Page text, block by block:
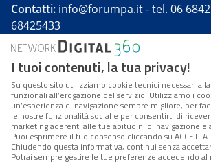
Contatti: info@forumpa.it- tel. 06
68425433
Forumpa.itè una pubblicazione
presso Registro della stampa del
Reg. n. 182 del 2 maggio 2008 -
Stentella
FPA s.r.l. è società soggetta a
Coordinamento da parte di Digital360
I tuoi contenuti, la tua privacy!
Su questo sito utilizziamo cookie tecnici necessari
funzionali all’erogazione del servizio. Utilizziamo i
un’esperienza di navigazione sempre migliore, per
le nostre funzionalità social e per consentirti di
marketing aderenti alle tue abitudini di navigazione e
Puoi esprimere il tuo consenso cliccando su ACCETTA
Chiudendo questa informativa, continui senza
Potrai sempre gestire le tue preferenze accedendo al